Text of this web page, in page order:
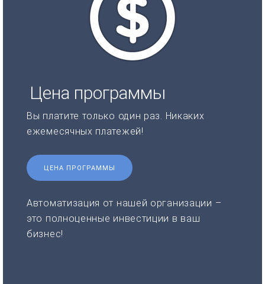
Цена программы
Вы платите только один раз. Никаких
ежемесячных платежей!
ЦЕНА ПРОГРАММЫ
Автоматизация от нашей организации –
это полноценные инвестиции в ваш
бизнес!